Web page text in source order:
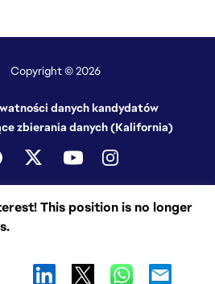
This position is no longer
Copyright © 2026
danych kandydatów
zbierania danych (Kalifornia)